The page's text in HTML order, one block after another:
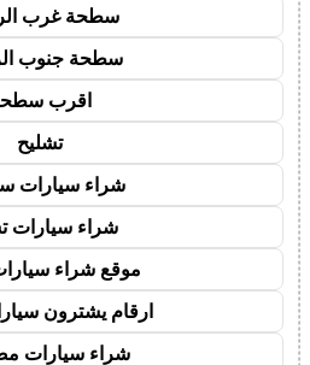
سطحة غرب
سطحة جنوب
اقرب
تشليح
شراء سيارات
شراء سيارات
موقع شراء
ارقام يشترون
شراء سيارات